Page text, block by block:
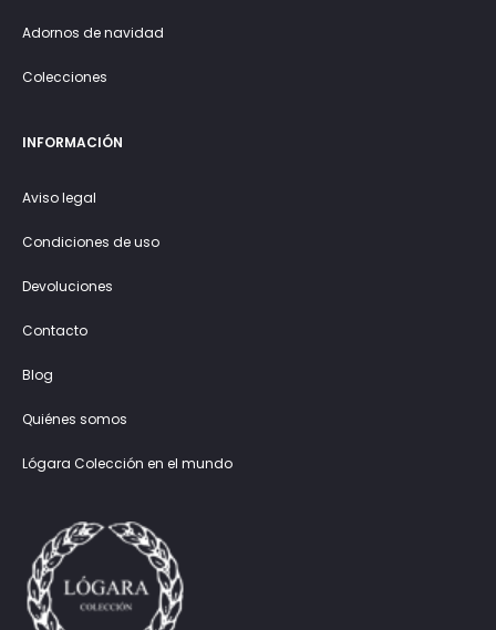
Adornos de navidad
Colecciones
INFORMACIÓN
Aviso legal
Condiciones de uso
Devoluciones
Contacto
Blog
Quiénes somos
Lógara Colección en el mundo